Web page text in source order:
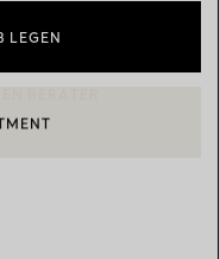
LEGEN
ODER EINEN